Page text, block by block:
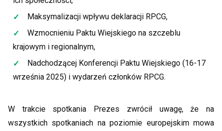
Maksymalizacji wpływu deklaracji RPCG,
Wzmocnieniu Paktu Wiejskiego na szczeblu
krajowym i regionalnym,
Nadchodzącej Konferencji Paktu Wiejskiego (16-17
września 2025) i wydarzeń członków RPCG.
W trakcie spotkania Prezes zwrócił uwagę, że na
wszystkich spotkaniach na poziomie europejskim mowa